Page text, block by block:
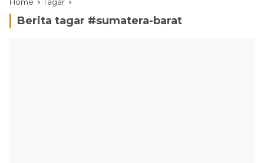
Berita tagar #sumatera-barat